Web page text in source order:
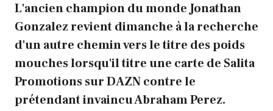
L'ancien champion du monde Jonathan
Gonzalez revient dimanche à la recherche
d'un autre chemin vers le titre des poids
mouches lorsqu'il titre une carte de Salita
Promotions sur DAZN contre le
prétendant invaincu Abraham Perez.